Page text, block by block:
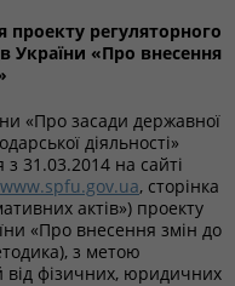
регуляторного
України «Про внесення
«Про засади державної
діяльності»
31.03.2014 на сайті
www.spfu.gov.ua, сторінка
актів») проекту
«Про внесення змін до
з метою
від фізичних, юридичних